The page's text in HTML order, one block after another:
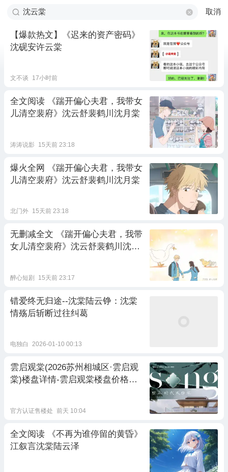
取消
【爆款热文】《迟来的资产密码》
沈砚安许云棠
文不谈 17小时前
全文阅读 《踹开偏心夫君，我带女
儿清空裴府》沈云舒裴鹤川沈月棠
涛涛说影 15天前 23:18
爆火全网 《踹开偏心夫君，我带女
儿清空裴府》沈云舒裴鹤川沈月棠
北门外 15天前 23:18
无删减全文 《踹开偏心夫君，我带
女儿清空裴府》沈云舒裴鹤川沈月
醉心短剧 15天前 23:17
错爱终无归途--沈棠陆云铮：沈棠
情殇后斩断过往纠葛
电独白 2026-01-10 00:13
雲启观棠(2026苏州相城区·雲启观
棠)楼盘详情-雲启观棠楼盘价格丨
官方认证售楼处 前天 10:04
全文阅读 《不再为谁停留的黄昏》
江叙言沈棠陆云泽